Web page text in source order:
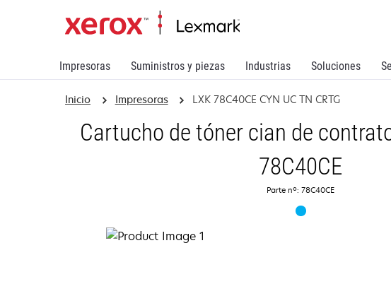
Impresoras Suministros y piezas Industrias Soluciones
Inicio Impresoras LXK 78C40CE CYN UC TN CRTG
Cartucho de tóner cian de
78C40CE
Parte nº: 78C40CE